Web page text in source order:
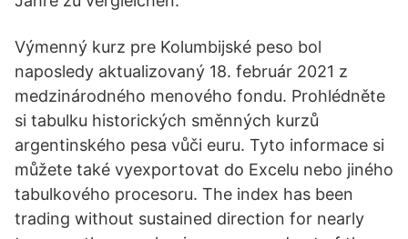
Výmenný kurz pre Kolumbijské peso bol
naposledy aktualizovaný 18. február 2021 z
medzinárodného menového fondu. Prohlédněte
si tabulku historických směnných kurzů
argentinského pesa vůči euru. Tyto informace si
můžete také vyexportovat do Excelu nebo jiného
tabulkového procesoru. The index has been
trading without sustained direction for nearly